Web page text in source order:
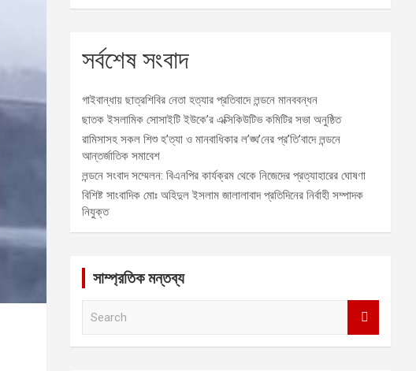
সর্বশেষ সংবাদ
গাইবান্ধায় ছাত্রশিবির নেতা হত্যার প্রতিবাদে লন্ডনে মানববন্ধন
ছাতক ইসলামিক সোসাইটি ইউকে’র এক্সিকিউটিভ কমিটির সভা অনুষ্ঠিত
রামিসাসহ সকল শিশু হ’ত্যা ও মানবাধিকার ল’ঙ্ঘ’নের প্র’তি’বাদে লন্ডনে
আন্তর্জাতিক সমাবেশ
লন্ডনে সংবাদ সম্মেলন: বিএনপির কার্যক্রম থেকে নিজেদের প্রত্যাহারের ঘোষণা
বিশিষ্ট সাংবাদিক মোঃ অহিদুল ইসলাম জালালাবাদ প্রতিদিনের নির্বাহী সম্পাদক
নিযুক্ত
সাম্প্রতিক মন্তব্য